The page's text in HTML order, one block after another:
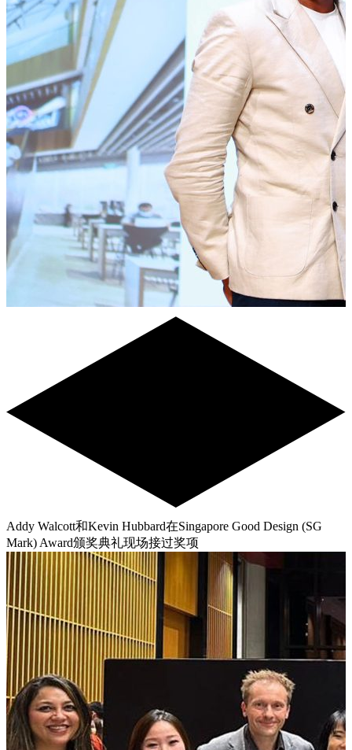
Addy Walcott和Kevin Hubbard在Singapore Good Design (SG
Mark) Award颁奖典礼现场接过奖项